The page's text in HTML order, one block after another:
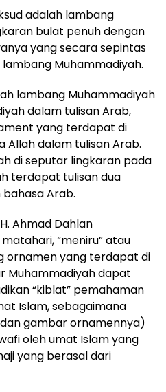
adalah lambang
bulat penuh dengan
yang secara sepintas
Muhammadiyah.
lambang Muhammadiyah
dalam tulisan Arab,
yang terdapat di
Allah dalam tulisan Arab.
di seputar lingkaran pada
terdapat tulisan dua
Arab.
Ahmad Dahlan
“meniru” atau
ornamen yang terdapat di
Muhammadiyah dapat
“kiblat” pemahaman
Islam, sebagaimana
gambar ornamennya)
oleh umat Islam yang
yang berasal dari